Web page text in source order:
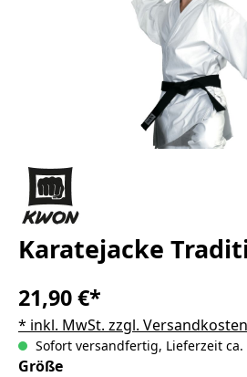
Karatejacke
21,90 €*
* inkl. MwSt. zzgl. Versandkosten
Sofort versandfertig, Lieferzeit ca.
Größeauswählen